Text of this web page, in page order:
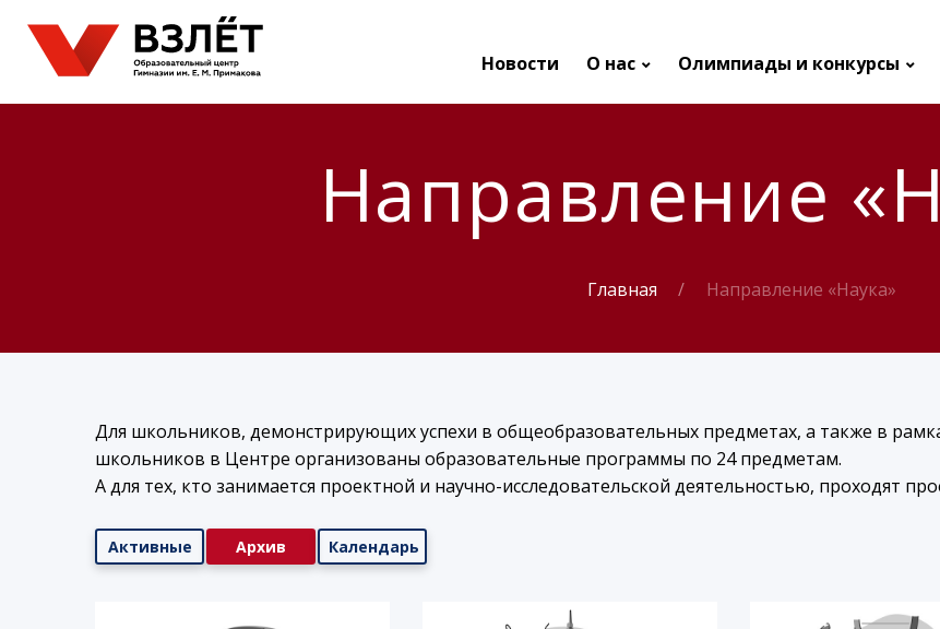
Новости О нас Олимпиады и конкурсы
Направление
Главная Направление «Наука»
Для школьников, демонстрирующих успехи в общеобразовательных предметах, а также в
школьников в Центре организованы образовательные программы по 24 предметам.
А для тех, кто занимается проектной и научно-исследовательской деятельностью, проходят
Активные Архив Календарь